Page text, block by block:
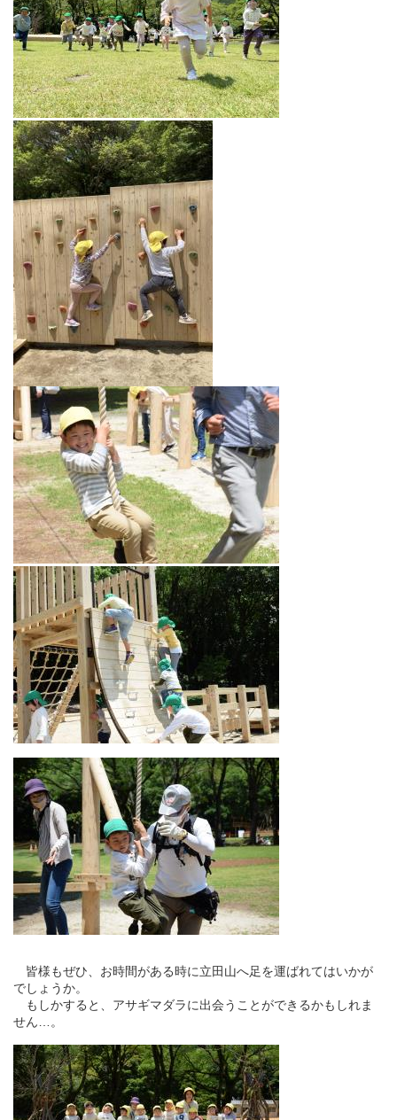
皆様もぜひ、お時間がある時に立田山へ足を運ばれてはいかが
でしょうか。
もしかすると、アサギマダラに出会うことができるかもしれま
せん…。